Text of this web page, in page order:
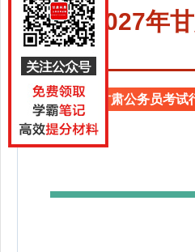
2027年
甘肃公务员考